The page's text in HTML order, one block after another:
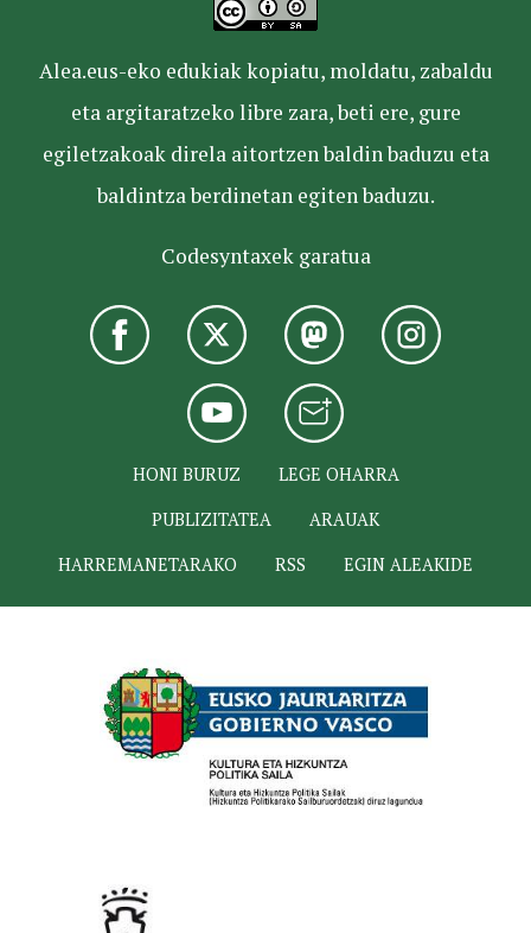
Alea.eus-eko edukiak kopiatu, moldatu, zabaldu
eta argitaratzeko libre zara, beti ere, gure
egiletzakoak direla aitortzen baldin baduzu eta
baldintza berdinetan egiten baduzu.
Codesyntaxek garatua
HONI BURUZ
LEGE OHARRA
PUBLIZITATEA
ARAUAK
HARREMANETARAKO
RSS EGIN ALEAKIDE